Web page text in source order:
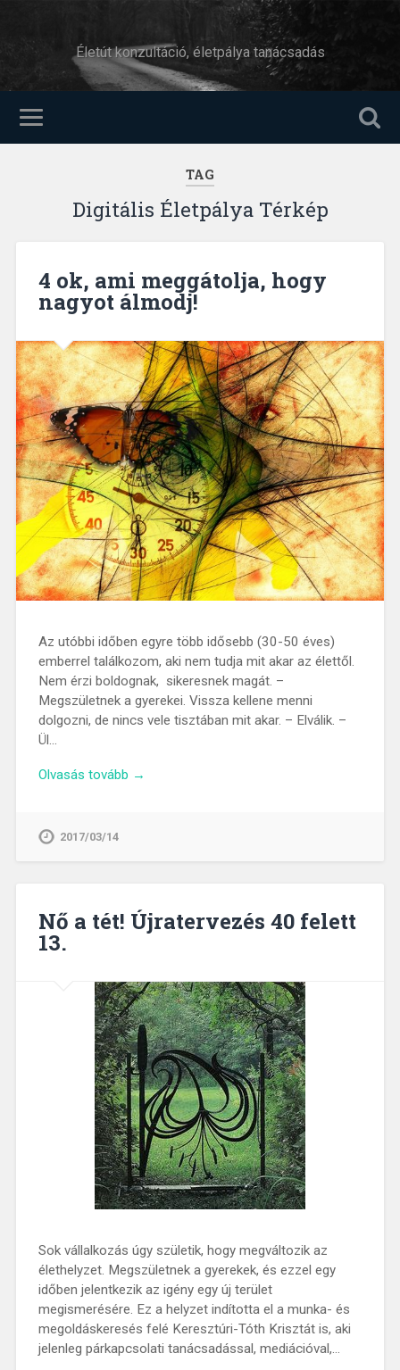
Életút konzultáció, életpálya tanácsadás
TAG
Digitális Életpálya Térkép
4 ok, ami meggátolja, hogy
nagyot álmodj!
Az utóbbi időben egyre több idősebb (30-50 éves)
emberrel találkozom, aki nem tudja mit akar az élettől.
Nem érzi boldognak, sikeresnek magát. –
Megszületnek a gyerekei. Vissza kellene menni
dolgozni, de nincs vele tisztában mit akar. – Elválik. –
Ül…
Olvasás tovább →
2017/03/14
Nő a tét! Újratervezés 40 felett
13.
Sok vállalkozás úgy születik, hogy megváltozik az
élethelyzet. Megszületnek a gyerekek, és ezzel egy
időben jelentkezik az igény egy új terület
megismerésére. Ez a helyzet indította el a munka- és
megoldáskeresés felé Keresztúri-Tóth Krisztát is, aki
jelenleg párkapcsolati tanácsadással, mediációval,…